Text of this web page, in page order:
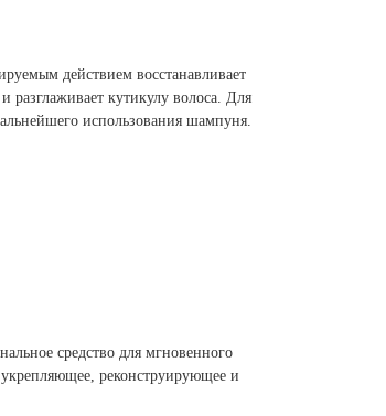
действием восстанавливает
кутикулу волоса. Для
использования шампуня.
средство для мгновенного
реконструирующее и